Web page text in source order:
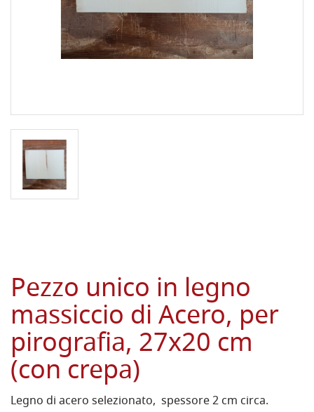
Pezzo unico in legno
massiccio di Acero, per
pirografia, 27x20 cm
(con crepa)
Legno di acero selezionato, spessore 2 cm circa.